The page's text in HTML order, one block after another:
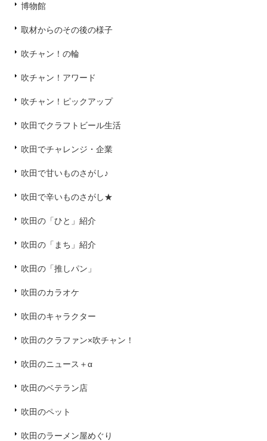
博物館
取材からのその後の様子
吹チャン！の輪
吹チャン！アワード
吹チャン！ピックアップ
吹田でクラフトビール生活
吹田でチャレンジ・企業
吹田で甘いものさがし♪
吹田で辛いものさがし★
吹田の「ひと」紹介
吹田の「まち」紹介
吹田の「推しパン」
吹田のカラオケ
吹田のキャラクター
吹田のクラファン×吹チャン！
吹田のニュース＋α
吹田のベテラン店
吹田のペット
吹田のラーメン屋めぐり